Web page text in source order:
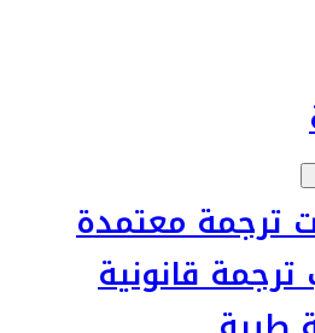
ترجمة معتمدة
قانونية